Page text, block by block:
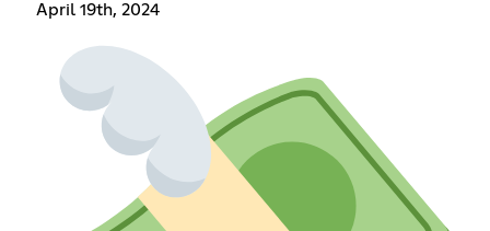
April 19th, 2024